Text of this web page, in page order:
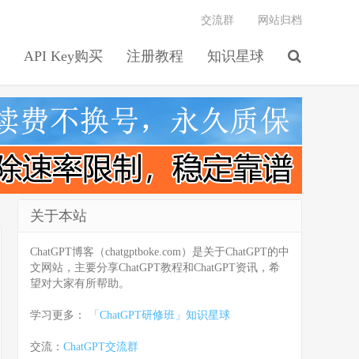
API Key购买 注册教程 知识星球
交流群 网站归档
关于本站
ChatGPT博客（chatgptboke.com）是关于ChatGPT的中
文网站，主要分享ChatGPT教程和ChatGPT资讯，希
望对大家有所帮助。
学习更多： 「ChatGPT研修班」知识星球
交流： ChatGPT交流群